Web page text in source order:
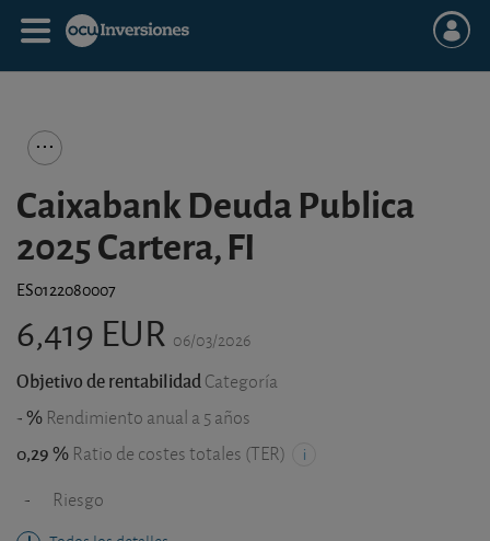
Caixabank Deuda Publica
2025 Cartera, FI
ES0122080007
6,419 EUR 06/03/2026
Objetivo de rentabilidadCategoría
- % Rendimiento anual a 5 años
0,29 % Ratio de costes totales (TER)
- Riesgo